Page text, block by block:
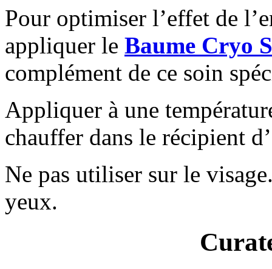
Pour optimiser l’effet de
appliquer le Baume Cryo
complément de ce soin
Appliquer à une
chauffer dans le récipient
Ne pas utiliser sur le
yeux.